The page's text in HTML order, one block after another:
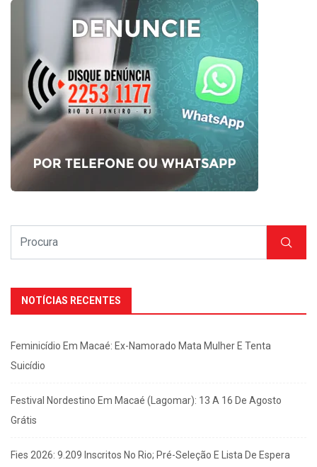
NOTÍCIAS RECENTES
Feminicídio Em Macaé: Ex-Namorado Mata Mulher E Tenta
Suicídio
Festival Nordestino Em Macaé (Lagomar): 13 A 16 De Agosto
Grátis
Fies 2026: 9.209 Inscritos No Rio; Pré-Seleção E Lista De Espera